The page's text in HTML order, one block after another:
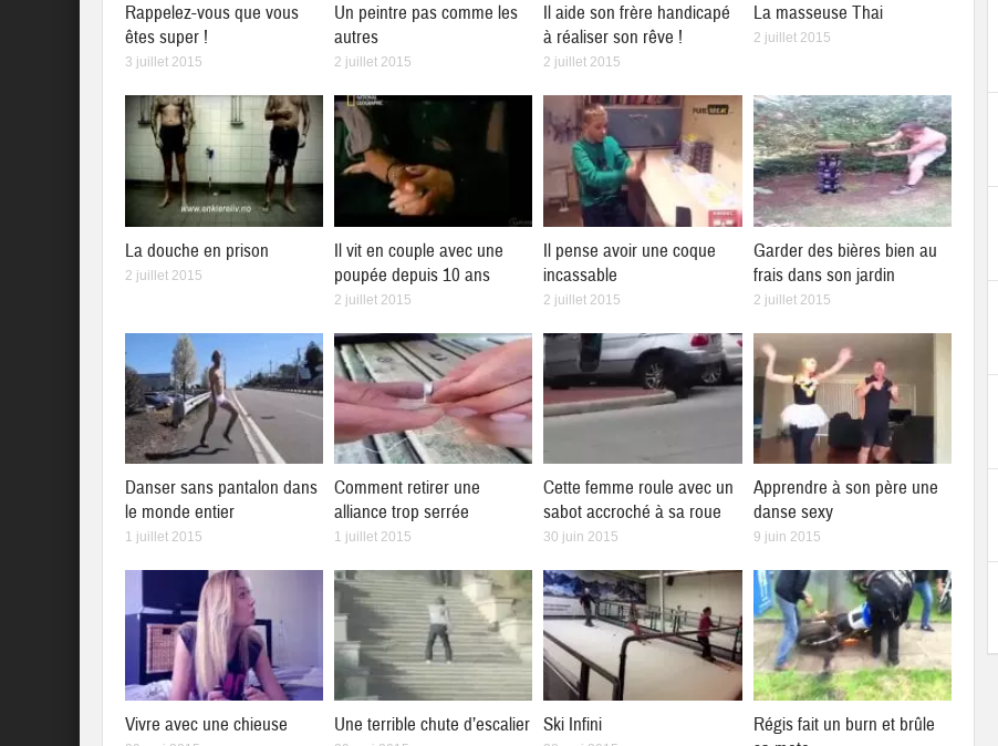
Rappelez-vous que vous
êtes super !
3 juillet 2015
Un peintre pas comme les
autres
2 juillet 2015
Il aide son frère handicapé
à réaliser son rêve !
2 juillet 2015
La masseuse Thai
2 juillet 2015
La douche en prison
2 juillet 2015
Il vit en couple avec une
poupée depuis 10 ans
2 juillet 2015
Il pense avoir une coque
incassable
2 juillet 2015
Garder des bières bien au
frais dans son jardin
2 juillet 2015
Danser sans pantalon dans
le monde entier
1 juillet 2015
Comment retirer une
alliance trop serrée
1 juillet 2015
Cette femme roule avec un
sabot accroché à sa roue
30 juin 2015
Apprendre à son père une
danse sexy
9 juin 2015
Vivre avec une chieuse Une terrible chute d’escalier Ski Infini
Régis fait un burn et brûle